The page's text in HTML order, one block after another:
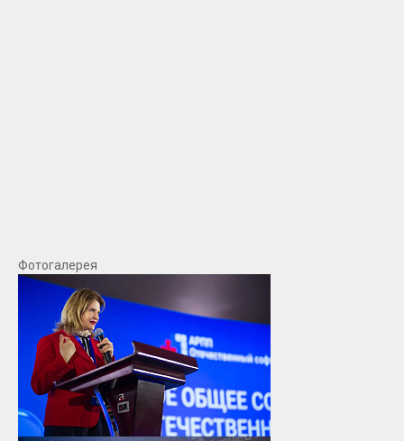
Фотогалерея